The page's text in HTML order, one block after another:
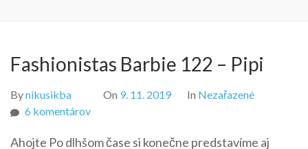
Fashionistas Barbie 122 – Pipi
Bynikusikba On 9. 11. 2019 In Nezařazené
6 komentárovna
Barbie
Ahojte Po dlhšom čase si konečne predstavíme aj